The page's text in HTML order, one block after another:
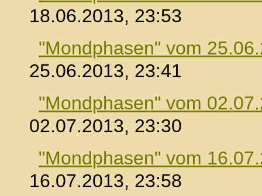
18.06.2013, 23:53
"Mondphasen" vom
25.06.2013, 23:41
"Mondphasen" vom
02.07.2013, 23:30
"Mondphasen" vom
16.07.2013, 23:58